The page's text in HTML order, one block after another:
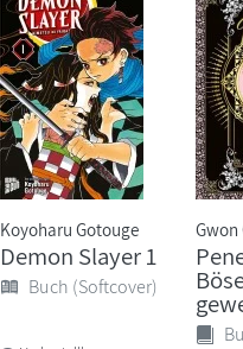
Koyoharu Gotouge
Demon Slayer 1
Buch (Softcover)
Gwon